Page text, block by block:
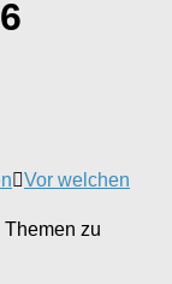
Vor welchen
zu